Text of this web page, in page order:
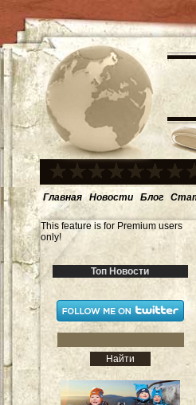
Главная Новости Блог
This feature is for Premium users
only!
Топ Новости